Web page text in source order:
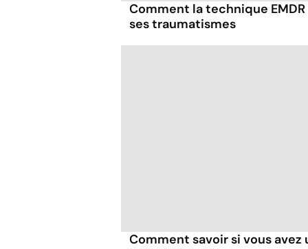
Comment la technique
ses traumatismes
Comment savoir si vous